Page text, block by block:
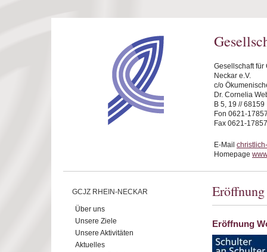
Gesellschaft
Neckar e.V.
c/o
Dr. Cornelia
B 5, 19 //
Fon 0621-
Fax 0621-
E-Mail
Homepage
GCJZ RHEIN-NECKAR
Über uns
Unsere Ziele
Unsere Aktivitäten
Aktuelles
Eröffnung